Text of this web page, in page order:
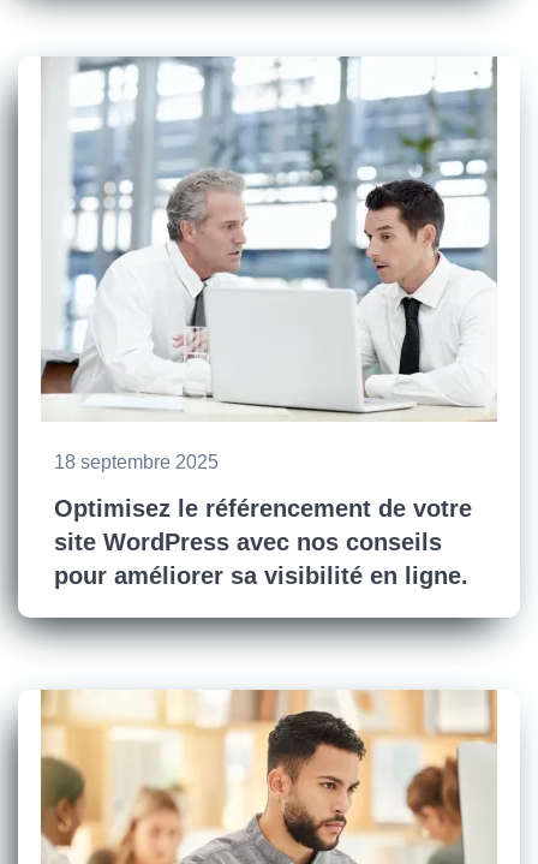
18 septembre 2025
Optimisez le référencement de votre
site WordPress avec nos conseils
pour améliorer sa visibilité en ligne.